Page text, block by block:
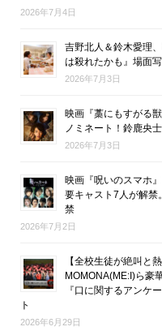
2026年7月4日
吉野北人＆鈴木愛理
は殺れたかも』場面
2026年7月3日
映画『藁にもすがる
ノミネート！鈴鹿央
2026年7月3日
映画『呪いのスマホ
要キャスト7人が解禁
禁
2026年7月2日
【全校生徒が絶叫と
MOMONA(ME:I)ら豪
『口に関するアンケ
ト
2026年6月29日